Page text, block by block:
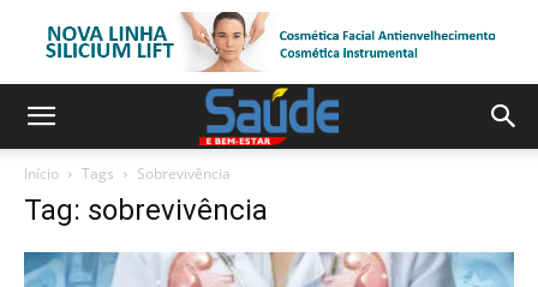
Início Tags Sobrevivência
Tag: sobrevivência